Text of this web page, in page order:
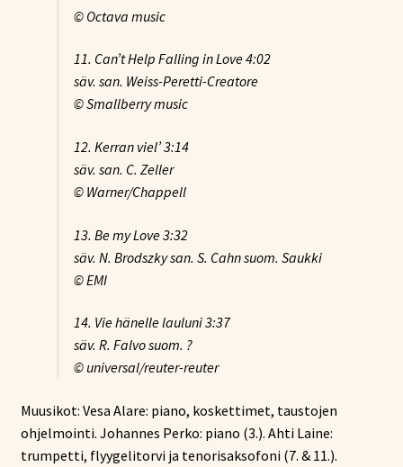
© Octava music
11. Can’t Help Falling in Love4:02
säv. san. Weiss-Peretti-Creatore
© Smallberry music
12. Kerran viel’3:14
säv. san. C. Zeller
© Warner/Chappell
13. Be my Love3:32
säv. N. Brodszky san. S. Cahn suom. Saukki
© EMI
14. Vie hänelle lauluni3:37
säv. R. Falvo suom. ?
© universal/reuter-reuter
Muusikot: Vesa Alare: piano, koskettimet, taustojen
ohjelmointi. Johannes Perko: piano (3.). Ahti Laine:
trumpetti, flyygelitorvi ja tenorisaksofoni (7. & 11.).